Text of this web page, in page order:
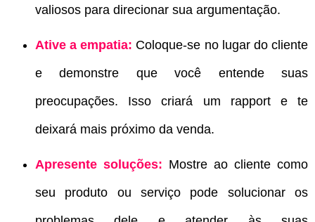
valiosos para direcionar sua argumentação.
Ative a empatia: Coloque-se no lugar do cliente
e demonstre que você entende suas
preocupações. Isso criará um rapport e te
deixará mais próximo da venda.
Apresente soluções: Mostre ao cliente como
seu produto ou serviço pode solucionar os